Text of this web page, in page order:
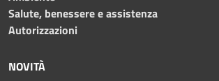
Salute, benessere e assistenza
Autorizzazioni
NOVITÀ